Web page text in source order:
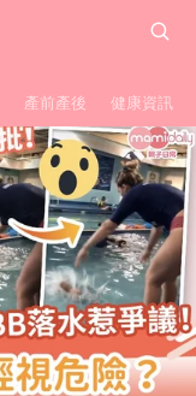
產前產後 健康資訊